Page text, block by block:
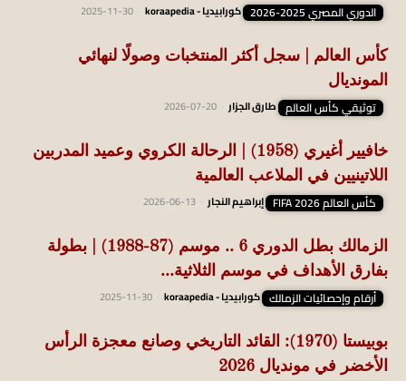
الدوري المصري 2025-2026 كورابيديا - koraapedia 2025-11-30
كأس العالم | سجل أكثر المنتخبات وصولًا لنهائي
المونديال
توثيقي كأس العالم طارق الجزار 2026-07-20
خافيير أغيري (1958) | الرحالة الكروي وعميد المدربين
اللاتينيين في الملاعب العالمية
كأس العالم FIFA 2026 إبراهيم النجار 2026-06-13
الزمالك بطل الدوري 6 .. موسم (87-1988) | بطولة
بفارق الأهداف في موسم الثلاثية...
أرقام وإحصائيات الزمالك كورابيديا - koraapedia 2025-11-30
بوبيستا (1970): القائد التاريخي وصانع معجزة الرأس
الأخضر في مونديال 2026